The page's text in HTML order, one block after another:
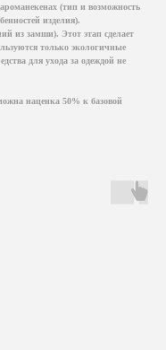
(тип и возможность
изделия).
из замши). Этот этап сделает
только экологичные
для ухода за одеждой не
наценка 50% к базовой